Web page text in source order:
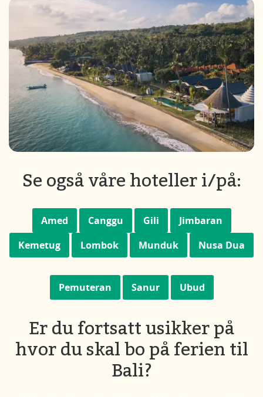
Se også våre hoteller i/på:
Amed Canggu Gili
Jimbaran
Kemetug
Lombok Munduk Nusa Dua
Pemuteran Sanur Ubud
Er du fortsatt usikker på
hvor du skal bo på ferien til
Bali?